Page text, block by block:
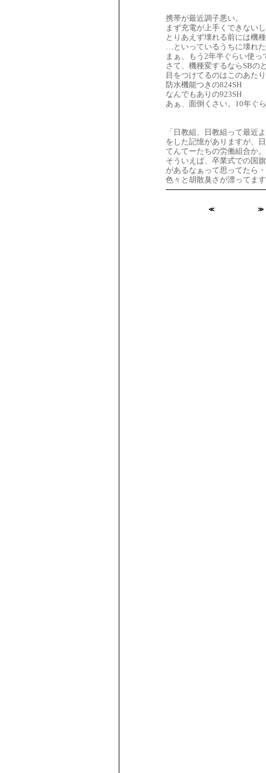
携帯が最近調子悪い。
まず充電が上手くできない
とりあえず壊れる前には機
…といっているうちに壊れ
まぁ、もう2年半ぐらい使
さて、機種変するならSBの
目をつけてるのはこのあた
防水機能つきの824SH
なんでもありの923SH
あぁ、面倒くさい。10年ぐ
「日教組、日教組って最近
をした記憶がありますが、
てんてーたちの労働組合か。
そういえば、卒業式での国
があるなぁって思ってたら
色々と胡散臭さが漂ってま
≪ ≫